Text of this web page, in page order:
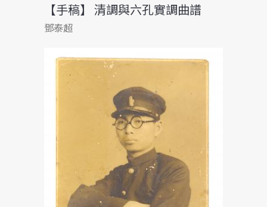
【手稿】 清調與六孔實調曲譜
鄧泰超